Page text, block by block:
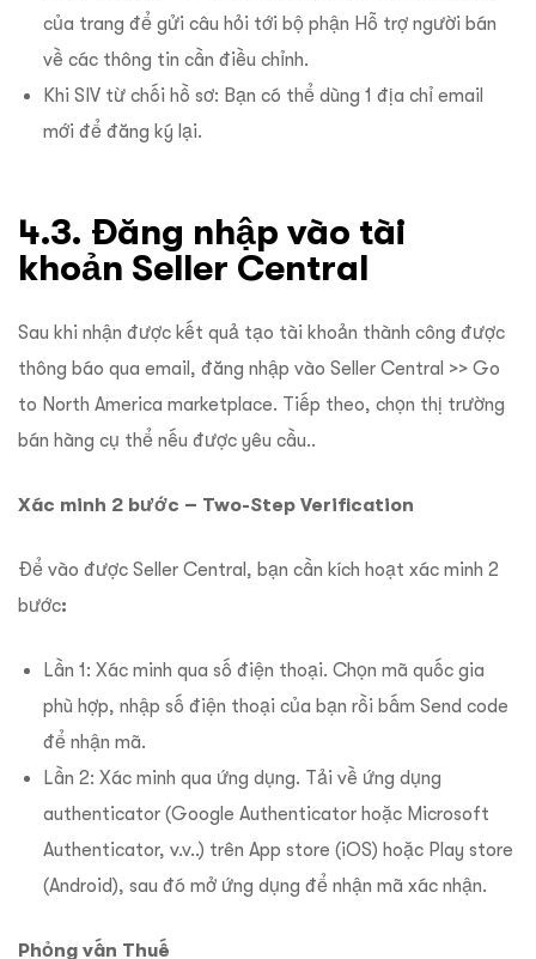
của trang để gửi câu hỏi tới bộ phận Hỗ trợ người bán
về các thông tin cần điều chỉnh.
Khi SIV từ chối hồ sơ: Bạn có thể dùng 1 địa chỉ email
mới để đăng ký lại.
4.3. Đăng nhập vào tài
khoản Seller Central
Sau khi nhận được kết quả tạo tài khoản thành công được
thông báo qua email, đăng nhập vào Seller Central >> Go
to North America marketplace. Tiếp theo, chọn thị trường
bán hàng cụ thể nếu được yêu cầu..
Xác minh 2 bước – Two-Step Verification
Để vào được Seller Central, bạn cần kích hoạt xác minh 2
bước:
Lần 1: Xác minh qua số điện thoại. Chọn mã quốc gia
phù hợp, nhập số điện thoại của bạn rồi bấm Send code
để nhận mã.
Lần 2: Xác minh qua ứng dụng. Tải về ứng dụng
authenticator (Google Authenticator hoặc Microsoft
Authenticator, v.v..) trên App store (iOS) hoặc Play store
(Android), sau đó mở ứng dụng để nhận mã xác nhận.
Phỏng vấn Thuế